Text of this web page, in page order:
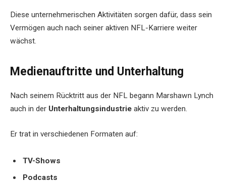
Diese unternehmerischen Aktivitäten sorgen dafür, dass sein
Vermögen auch nach seiner aktiven NFL-Karriere weiter
wächst.
Medienauftritte und Unterhaltung
Nach seinem Rücktritt aus der NFL begann Marshawn Lynch
auch in der Unterhaltungsindustrie aktiv zu werden.
Er trat in verschiedenen Formaten auf:
TV-Shows
Podcasts